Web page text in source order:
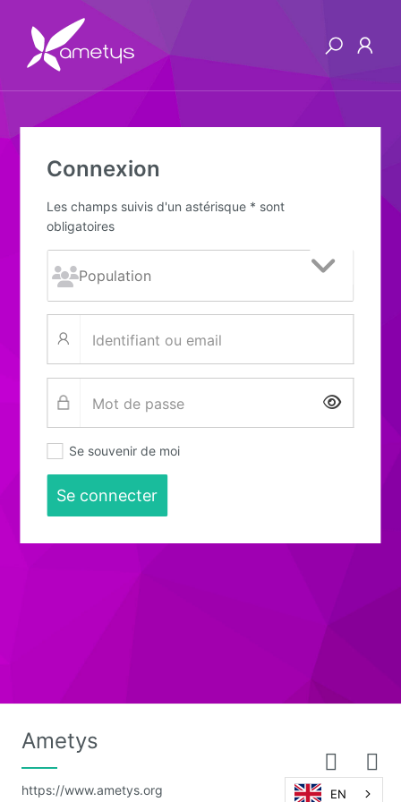
Connexion
Les champs suivis d'un astérisque * sont
obligatoires
Afficher
Se souvenir de moi
Se connecter
Ametys
https://www.ametys.org EN